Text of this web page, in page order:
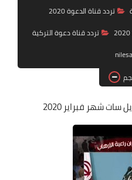
تردد قناة
nilesat
iptv
ترددات النايل سات
ترددات النايل سات
تردد قناة الدعوة 2020
تردد قناة دعوة التركية
سات شهر فبراير 2020